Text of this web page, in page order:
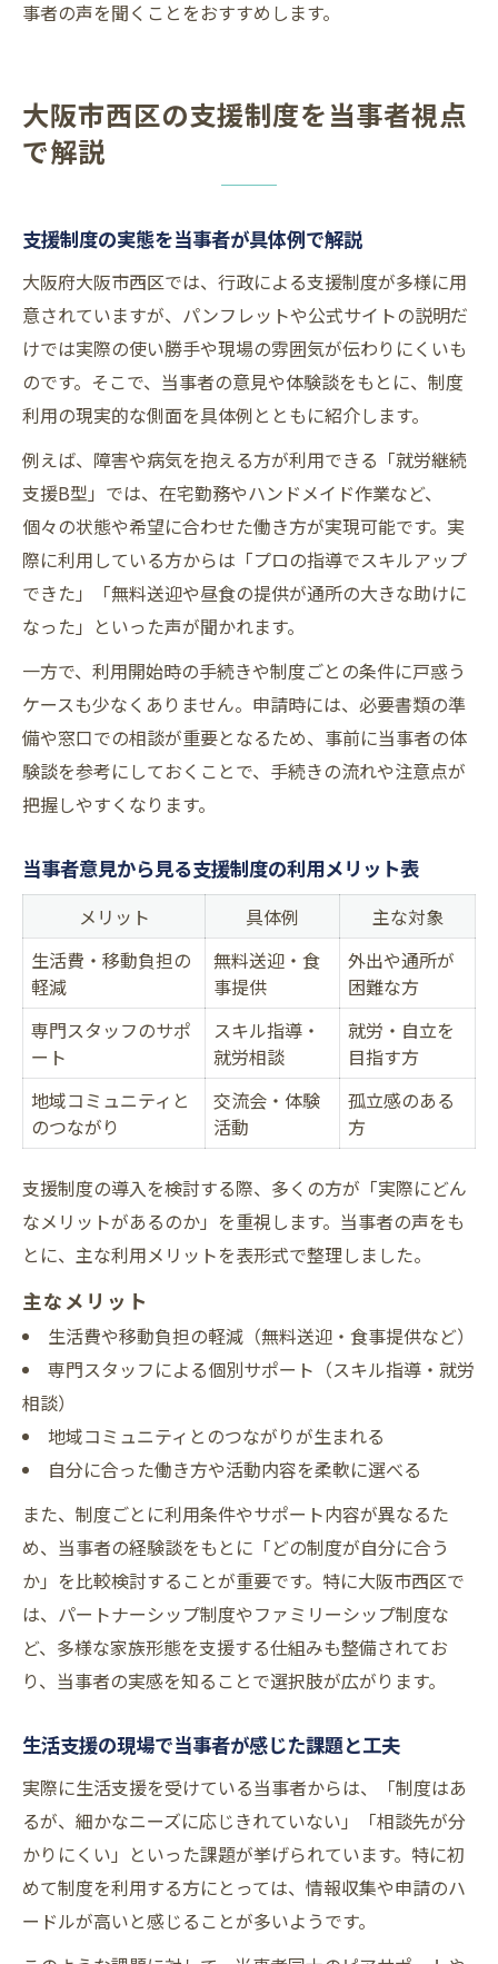
事者の声を聞くことをおすすめします。
大阪市西区の支援制度を当事者視点
で解説
支援制度の実態を当事者が具体例で解説
大阪府大阪市西区では、行政による支援制度が多様に用
意されていますが、パンフレットや公式サイトの説明だ
けでは実際の使い勝手や現場の雰囲気が伝わりにくいも
のです。そこで、当事者の意見や体験談をもとに、制度
利用の現実的な側面を具体例とともに紹介します。
例えば、障害や病気を抱える方が利用できる「就労継続
支援B型」では、在宅勤務やハンドメイド作業など、
個々の状態や希望に合わせた働き方が実現可能です。実
際に利用している方からは「プロの指導でスキルアップ
できた」「無料送迎や昼食の提供が通所の大きな助けに
なった」といった声が聞かれます。
一方で、利用開始時の手続きや制度ごとの条件に戸惑う
ケースも少なくありません。申請時には、必要書類の準
備や窓口での相談が重要となるため、事前に当事者の体
験談を参考にしておくことで、手続きの流れや注意点が
把握しやすくなります。
当事者意見から見る支援制度の利用メリット表
メリット 具体例
主な対象
生活費・移動負担の
軽減
無料送迎・食
事提供
外出や通所が
困難な方
専門スタッフのサポ
ート
スキル指導・
就労相談
就労・自立を
目指す方
地域コミュニティと
のつながり
交流会・体験
活動
孤立感のある
方
支援制度の導入を検討する際、多くの方が「実際にどん
なメリットがあるのか」を重視します。当事者の声をも
とに、主な利用メリットを表形式で整理しました。
主なメリット
生活費や移動負担の軽減（無料送迎・食事提供など）
専門スタッフによる個別サポート（スキル指導・就労
相談）
地域コミュニティとのつながりが生まれる
自分に合った働き方や活動内容を柔軟に選べる
また、制度ごとに利用条件やサポート内容が異なるた
め、当事者の経験談をもとに「どの制度が自分に合う
か」を比較検討することが重要です。特に大阪市西区で
は、パートナーシップ制度やファミリーシップ制度な
ど、多様な家族形態を支援する仕組みも整備されてお
り、当事者の実感を知ることで選択肢が広がります。
生活支援の現場で当事者が感じた課題と工夫
実際に生活支援を受けている当事者からは、「制度はあ
るが、細かなニーズに応じきれていない」「相談先が分
かりにくい」といった課題が挙げられています。特に初
めて制度を利用する方にとっては、情報収集や申請のハ
ードルが高いと感じることが多いようです。